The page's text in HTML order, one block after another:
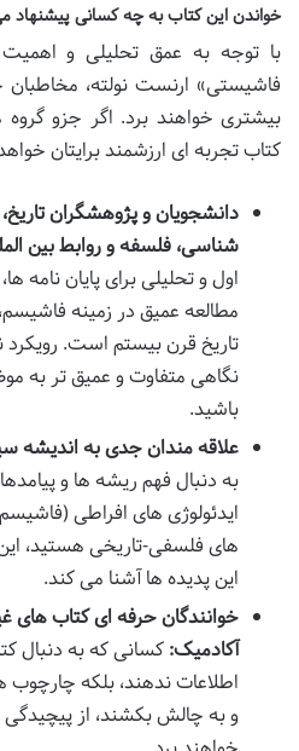
خواندن این کتاب به چه کسانی پیشنهاد
با توجه به عمق تحلیلی و
فاشیستی» ارنست نولته، مخاطبان
بیشتری خواهند برد. اگر جزو
کتاب تجربه ای ارزشمند برایتان
دانشجویان و پژوهشگران
شناسی، فلسفه و روابط بین
اول و تحلیلی برای پایان نامه
مطالعه عمیق در زمینه
تاریخ قرن بیستم است. رویکرد
نگاهی متفاوت و عمیق تر به
باشید.
علاقه مندان جدی به اندیشه
به دنبال فهم ریشه ها و
ایدئولوژی های افراطی
های فلسفی-تاریخی هستید، این
این پدیده ها آشنا می کند.
خوانندگان حرفه ای کتاب های
آکادمیک: کسانی که به دنبال
اطلاعات ندهند، بلکه
و به چالش بکشند، از پیچیدگی